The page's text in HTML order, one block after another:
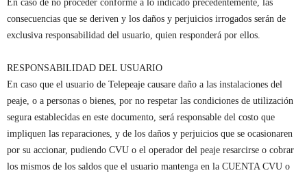
En caso de no proceder conforme a lo indicado precedentemente, las
consecuencias que se deriven y los daños y perjuicios irrogados serán de
exclusiva responsabilidad del usuario, quien responderá por ellos.
RESPONSABILIDAD DEL USUARIO
En caso que el usuario de Telepeaje causare daño a las instalaciones del
peaje, o a personas o bienes, por no respetar las condiciones de utilización
segura establecidas en este documento, será responsable del costo que
impliquen las reparaciones, y de los daños y perjuicios que se ocasionaren
por su accionar, pudiendo CVU o el operador del peaje resarcirse o cobrar
los mismos de los saldos que el usuario mantenga en la CUENTA CVU o